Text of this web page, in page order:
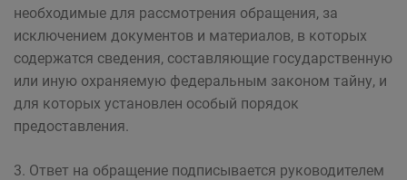
необходимые для рассмотрения обращения, за
исключением документов и материалов, в которых
содержатся сведения, составляющие государственную
или иную охраняемую федеральным законом тайну, и
для которых установлен особый порядок
предоставления.
3. Ответ на обращение подписывается руководителем